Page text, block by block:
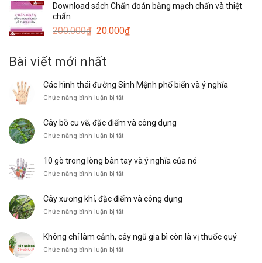
là:
tại
15.000₫.
Download sách Chẩn đoán bằng mạch chẩn và thiệt
chẩn
200.000₫ Giá
là:
200.000₫.
20.000₫Giá
20.000₫.
Bài viết mới nhất
Các hình thái đường Sinh Mệnh phổ biến và ý nghĩa
Chức năng bình luận bị tắtở
thái
đường
Mệnh
phổ
biến
ý
Cây bồ cu vẽ, đặc điểm và công dụng
Chức năng bình luận bị tắtở
cu
vẽ,
điểm
công
10 gò trong lòng bàn tay và ý nghĩa của nó
Chức năng bình luận bị tắtở
gò
trong
lòng
tay
và
ý
Cây xương khỉ, đặc điểm và công dụng
Chức năng bình luận bị tắtở
khỉ,
đặc
Không chỉ làm cảnh, cây ngũ gia bì còn là vị thuốc quý
Chức năng bình luận bị tắtở